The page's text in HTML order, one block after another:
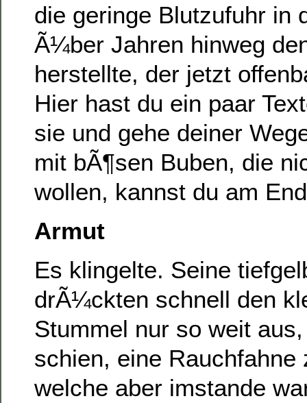
die geringe Blutzufuhr in
Ã¼ber Jahren hinweg
herstellte, der jetzt
Hier hast du ein paar
sie und gehe deiner
mit bÃ¶sen Buben, die
wollen, kannst du am
Armut
Es klingelte. Seine
drÃ¼ckten schnell den
Stummel nur so weit
schien, eine Rauchfahne
welche aber imstande